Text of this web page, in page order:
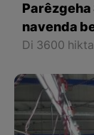
navenda